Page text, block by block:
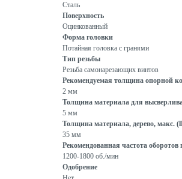
Сталь
Поверхность
Оцинкованный
Форма головки
Потайная головка с гранями
Тип резьбы
Резьба самонарезающих винтов
Рекомендуемая толщина опорной
2 мм
Толщина материала для
5 мм
Толщина материала, дерево, макс.
35 мм
Рекомендованная частота
1200-1800 об./мин
Одобрение